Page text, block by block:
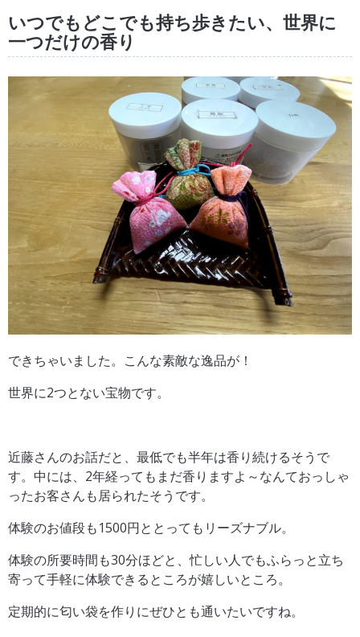
いつでもどこでも持ち歩きたい、世界に
一つだけの香り
できちゃいました。こんな素敵な逸品が！
世界に2つとない宝物です。
近藤さんのお話だと、最低でも半年は香り続けるそうで
す。中には、2年経ってもまだ香りますよ～なんておっしゃ
ったお客さんも居られたそうです。
体験のお値段も1500円ととってもリーズナブル。
体験の所要時間も30分ほどと、忙しい人でもふらっと立ち
寄って手軽に体験できるところが嬉しいところ。
定期的に匂い袋を作りにぜひとも通いたいですね。